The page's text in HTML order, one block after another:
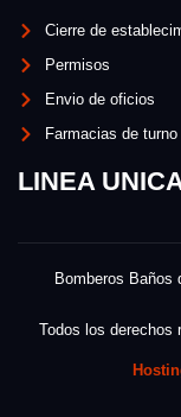
Cierre de
Permisos
Envio de oficios
Farmacias de turno
LINEA
Bomberos Baños
Todos los derechos